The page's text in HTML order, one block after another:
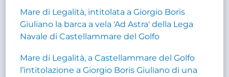
Mare di Legalità, intitolata a Giorgio Boris
Giuliano la barca a vela 'Ad Astra' della Lega
Navale di Castellammare del Golfo
Mare di Legalità, a Castellammare del Golfo
l’intitolazione a Giorgio Boris Giuliano di una